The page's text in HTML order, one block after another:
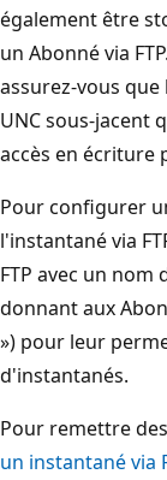
également être
un Abonné via
assurez-vous
UNC sous-jacent
accès en écriture
Pour configurer
l'instantané via
FTP avec un nom
donnant aux
») pour leur
d'instantanés.
Pour remettre
un instantané via